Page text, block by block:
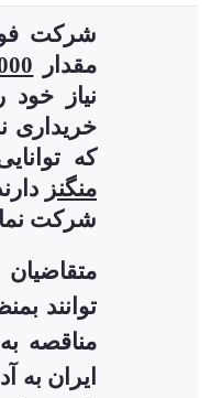
شركت
مقدار 5000 تن
نیاز
خریداری
که
منگنز دار
شرکت
توانند
مناقصه
ایران به